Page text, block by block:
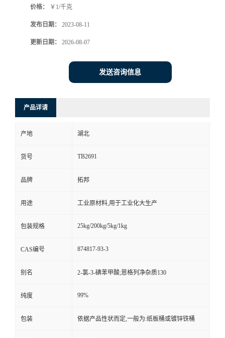
价格： ￥1/千克
发布日期： 2023-08-11
更新日期： 2026-08-07
发送咨询信息
产品详请
产地 湖北
货号 TB2691
品牌 拓邦
用途 工业原材料,用于工业化大生产
包装规格 25kg/200kg/5kg/1kg
CAS编号 874817-93-3
别名 2-氯-3-碘苯甲酸;恩格列净杂质130
纯度 99%
包装 依据产品性状而定,一般为:纸板桶或镀锌铁桶